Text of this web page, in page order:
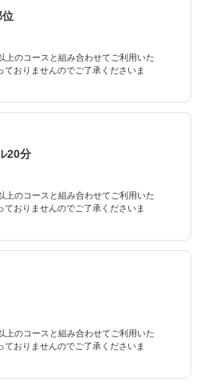
位
のコースと組み合わせてご利用いた
おりませんのでご了承くださいま
20分
のコースと組み合わせてご利用いた
おりませんのでご了承くださいま
のコースと組み合わせてご利用いた
おりませんのでご了承くださいま